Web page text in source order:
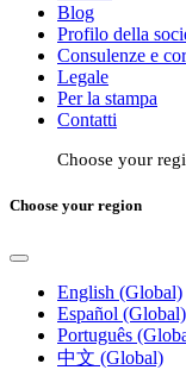
Blog
Profilo della
Consulenze e
Legale
Per la stampa
Contatti
Choose your
Choose your region
English (Global)
Español (Global)
Português
中文 (Global)